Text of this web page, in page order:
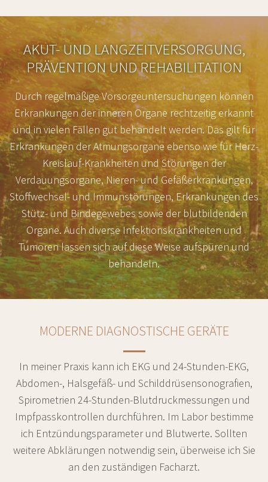
AKUT- UND LANGZEITVERSORGUNG,
PRÄVENTION UND REHABILITATION
Durch regelmäßige Vorsorgeuntersuchungen können
Erkrankungen der inneren Organe rechtzeitig erkannt
und in vielen Fällen gut behandelt werden. Das gilt für
Erkrankungen der Atmungsorgane ebenso wie für Herz-
Kreislauf-Krankheiten und Störungen der
Verdauungsorgane, Nieren- und Gefäßerkrankungen,
Stoffwechsel- und Immunstörungen, Erkrankungen des
Stütz- und Bindegewebes sowie der blutbildenden
Organe. Auch diverse Infektionskrankheiten und
Tumoren lassen sich auf diese Weise aufspüren und
behandeln.
MODERNE DIAGNOSTISCHE GERÄTE
In meiner Praxis kann ich EKG und 24-Stunden-EKG,
Abdomen-, Halsgefäß- und Schilddrüsensonografien,
Spirometrien 24-Stunden-Blutdruckmessungen und
Impfpasskontrollen durchführen. Im Labor bestimme
ich Entzündungsparameter und Blutwerte. Sollten
weitere Abklärungen notwendig sein, überweise ich Sie
an den zuständigen Facharzt.